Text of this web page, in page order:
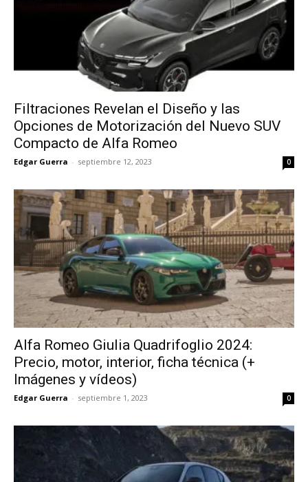
Filtraciones Revelan el Diseño y las
Opciones de Motorización del Nuevo SUV
Compacto de Alfa Romeo
Edgar Guerra - septiembre 12, 2023 0
Alfa Romeo Giulia Quadrifoglio 2024:
Precio, motor, interior, ficha técnica (+
Imágenes y vídeos)
Edgar Guerra - septiembre 1, 2023 0